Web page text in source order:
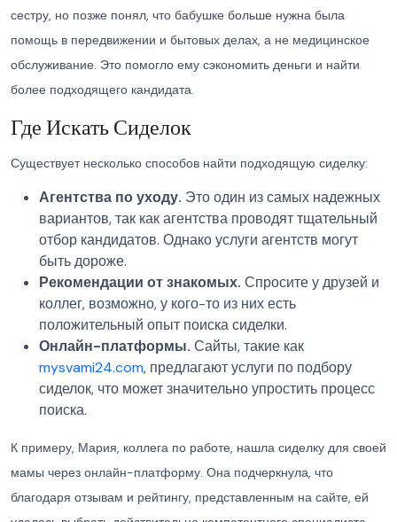
сестру, но позже понял, что бабушке больше нужна была
помощь в передвижении и бытовых делах, а не медицинское
обслуживание. Это помогло ему сэкономить деньги и найти
более подходящего кандидата.
Где Искать Сиделок
Существует несколько способов найти подходящую сиделку:
Агентства по уходу. Это один из самых надежных
вариантов, так как агентства проводят тщательный
отбор кандидатов. Однако услуги агентств могут
быть дороже.
Рекомендации от знакомых. Спросите у друзей и
коллег, возможно, у кого-то из них есть
положительный опыт поиска сиделки.
Онлайн-платформы. Сайты, такие как
mysvami24.com, предлагают услуги по подбору
сиделок, что может значительно упростить процесс
поиска.
К примеру, Мария, коллега по работе, нашла сиделку для своей
мамы через онлайн-платформу. Она подчеркнула, что
благодаря отзывам и рейтингу, представленным на сайте, ей